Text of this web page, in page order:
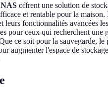
offrent une solution de
et rentable pour la
leurs fonctionnalités avancées
pour ceux qui recherchent une
ce soit pour la sauvegarde, le
augmenter l'espace de